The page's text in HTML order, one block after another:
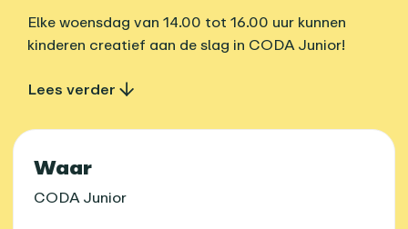
Elke woensdag van 14.00 tot 16.00 uur kunnen
kinderen creatief aan de slag in CODA Junior!
Lees verder
Praktische informatie
Waar
CODA Junior